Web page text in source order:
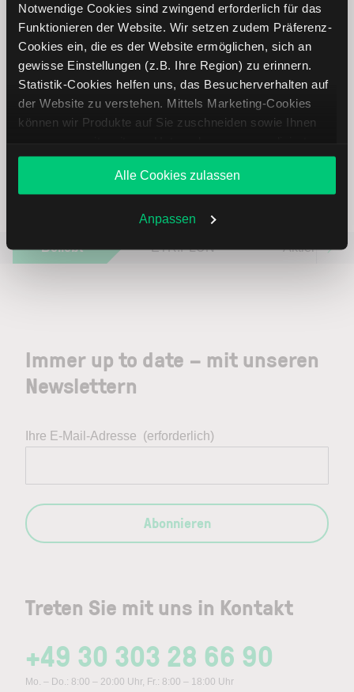
Notwendige Cookies sind zwingend erforderlich für das
Funktionieren der Website. Wir setzen zudem Präferenz-
Cookies ein, die es der Website ermöglichen, sich an
gewisse Einstellungen (z.B. Ihre Region) zu erinnern.
Statistik-Cookies helfen uns, das Besucherverhalten auf
der Website zu verstehen. Mittels Marketing-Cookies
können wir Produkte auf Sie zuschneiden sowie Ihnen
Angebote unterbreiten. Sie entscheiden, welche Cookies
Sie zulassen oder ablehnen. Ihre Entscheidung können
Sie jederzeit in denCookie-Einstellungenändern.
Weitere Infos auch in unsererDatenschutzerklärung
Alle Cookies zulassen
Anpassen
5 entscheidende Vorteile vom
Online Broker LYNX
Beliebt ETR:PLUN Aktien im
Treten Sie mit uns in Kontakt
+49 30 303 28 66 90
Mo. – Do.: 8:00 – 20:00 Uhr, Fr.: 8:00 – 18:00 Uhr
Immer up to date – mit unseren
Newslettern
Ihre E-Mail-Adresse (erforderlich)
Abonnieren